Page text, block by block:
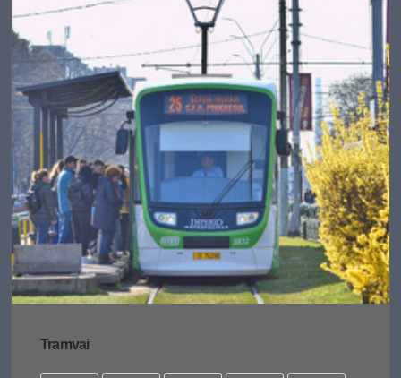
Tramvai